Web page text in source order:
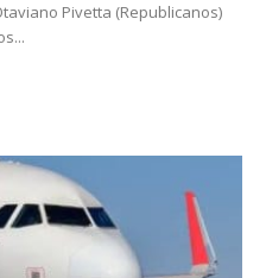
Pivetta (Republicanos)